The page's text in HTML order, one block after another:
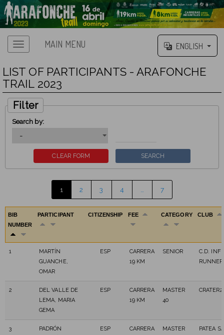
MAIN MENU ENGLISH
LIST OF PARTICIPANTS - ARAFONCHE
TRAIL 2023
Filter
Search by:
1 2 3 4 7
BIB
NUMBER
PARTICIPANT CITIZENSHIP FEE CATEGORY CLUB
1
MARTÍN
GUANCHE,
OMAR
ESP
CARRERA
19 KM
SENIOR
C.D.
2
DEL VALLE DE
LEMA, MARIA
GEMA
ESP
CARRERA
19 KM
MASTER
40
3
PADRÓN
ESP
CARRERA
MASTER
PATEA